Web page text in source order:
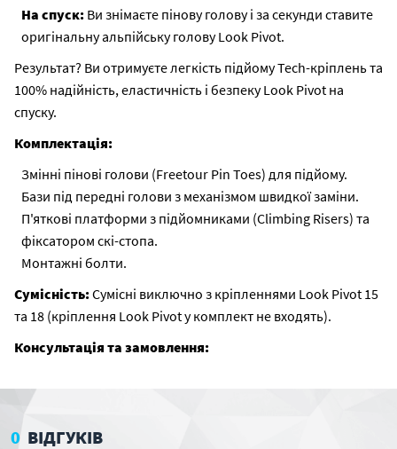
На спуск: Ви знімаєте пінову голову і за секунди ставите
оригінальну альпійську голову Look Pivot.
Результат? Ви отримуєте легкість підйому Tech-кріплень та
100% надійність, еластичність і безпеку Look Pivot на
спуску.
Комплектація:
Змінні пінові голови (Freetour Pin Toes) для підйому.
Бази під передні голови з механізмом швидкої заміни.
П'яткові платформи з підйомниками (Climbing Risers) та
фіксатором скі-стопа.
Монтажні болти.
Сумісність:Сумісні виключно з кріпленнями Look Pivot 15
та 18 (кріплення Look Pivot у комплект не входять).
Консультація та замовлення:
0 ВІДГУКІВ